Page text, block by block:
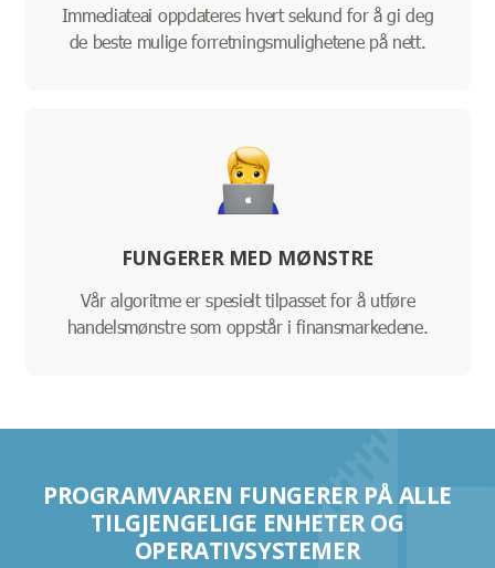
Immediateai oppdateres hvert sekund for å gi deg
de beste mulige forretningsmulighetene på nett.
FUNGERER MED MØNSTRE
Vår algoritme er spesielt tilpasset for å utføre
handelsmønstre som oppstår i finansmarkedene.
PROGRAMVAREN FUNGERER PÅ ALLE
TILGJENGELIGE ENHETER OG
OPERATIVSYSTEMER